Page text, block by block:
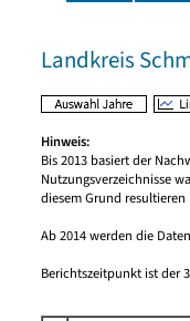
Landkreis
Hinweis:
Bis 2013 basiert der
Nutzungsverzeichnisse
diesem Grund
Ab 2014 werden die
Berichtszeitpunkt ist der